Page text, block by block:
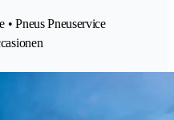
• Pneus Pneuservice